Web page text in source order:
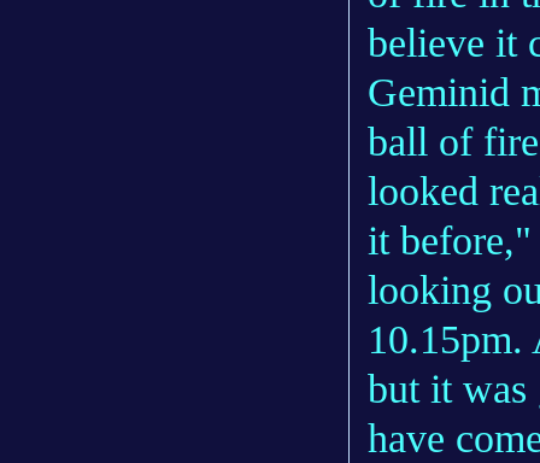
believe it
Geminid
ball of
looked
it
looking
10.15pm.
but it
have